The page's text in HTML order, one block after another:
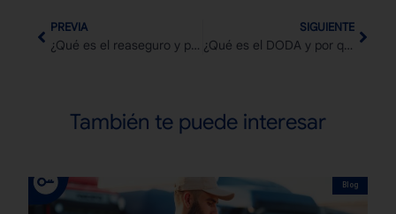
PREVIA
¿Qué es el reaseguro y por qué es tan importante para las aseguradoras?
SIGUIENTE
¿Qué es el DODA y por qué transformó el despacho aduanero en México?
También te puede interesar
Blog